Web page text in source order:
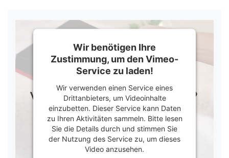
Wir benötigen Ihre
Zustimmung, um den Vimeo-
Service zu laden!
Wir verwenden einen Service eines
Drittanbieters, um Videoinhalte
einzubetten. Dieser Service kann Daten
zu Ihren Aktivitäten sammeln. Bitte lesen
Sie die Details durch und stimmen Sie
der Nutzung des Service zu, um dieses
Video anzusehen.